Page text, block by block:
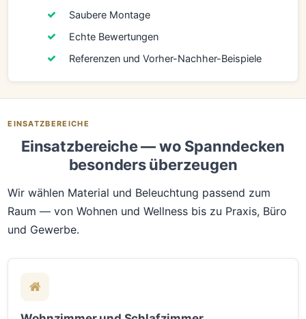
Saubere Montage
Echte Bewertungen
Referenzen und Vorher-Nachher-Beispiele
EINSATZBEREICHE
Einsatzbereiche — wo Spanndecken
besonders überzeugen
Wir wählen Material und Beleuchtung passend zum
Raum — von Wohnen und Wellness bis zu Praxis, Büro
und Gewerbe.